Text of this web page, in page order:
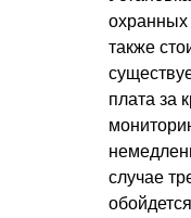
охранных
также
плата за
случае